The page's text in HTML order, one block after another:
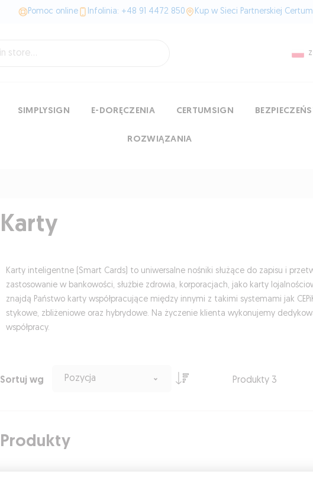
Pomoc online Infolinia: +48 91 4472 850 Kup w Sieci Partnerskiej Certum
SIMPLYSIGN E-DORĘCZENIA CERTUMSIGN
ROZWIĄZANIA
Karty
Karty inteligentne (Smart Cards) to uniwersalne nośniki służące do zapisu i
zastosowanie w bankowości, służbie zdrowia, korporacjach, jako karty
znajdą Państwo karty współpracujące między innymi z takimi systemami jak
stykowe, zbliżeniowe oraz hybrydowe. Na życzenie klienta wykonujemy
współpracy.
Sortuj wg Pozycja Produkty 3
Produkty